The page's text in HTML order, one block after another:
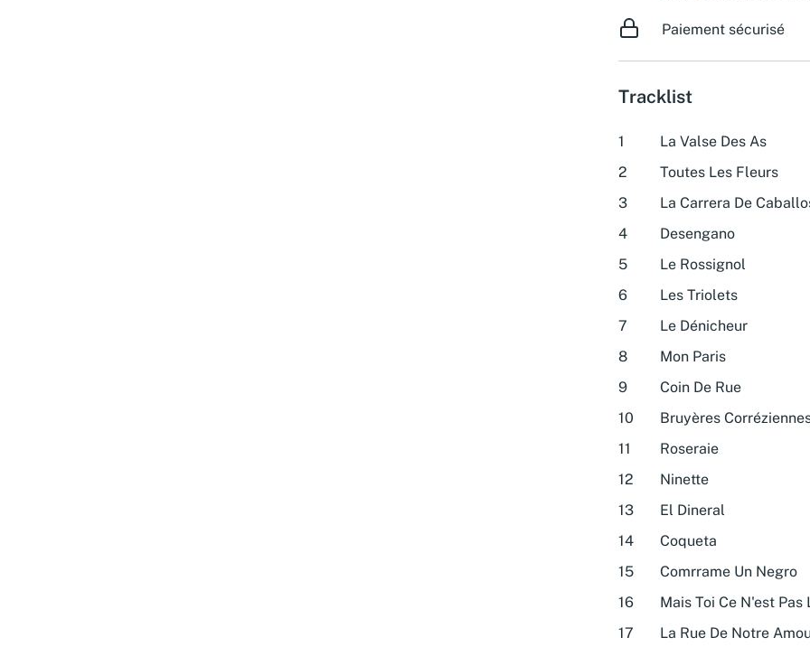
Paiement sécurisé
Tracklist
1
La Valse Des As
2
Toutes Les Fleurs
3
La Carrera De
4
Desengano
5
Le Rossignol
6
Les Triolets
7
Le Dénicheur
8
Mon Paris
9
Coin De Rue
10
Bruyères
11
Roseraie
12
Ninette
13
El Dineral
14
Coqueta
15
Comrrame Un Negro
16
Mais Toi Ce N'est Pas
17
La Rue De Notre